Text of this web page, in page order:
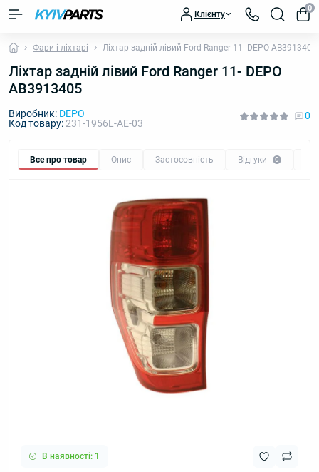
Клієнту
0
Фари і ліхтарі Ліхтар задній лівий Ford Ranger 11- DEPO AB3913405
Ліхтар задній лівий Ford Ranger 11- DEPO
AB3913405
Виробник: DEPO
Код товару:231-1956L-AE-03
0
Все про товар Опис Застосовність Відгуки 0
В наявності: 1